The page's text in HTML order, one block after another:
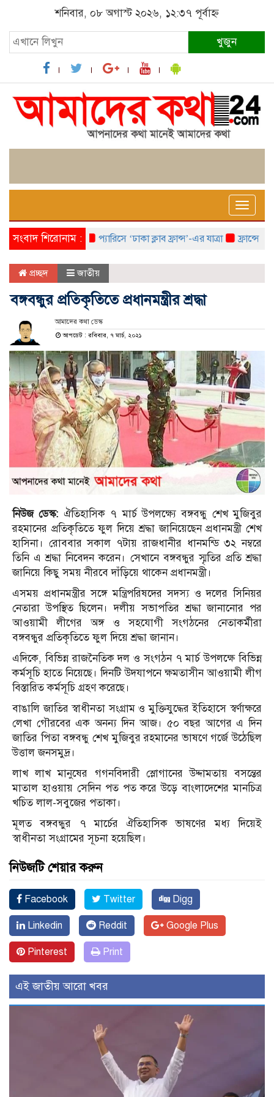
শনিবার, ০৮ অগাস্ট ২০২৬, ১২:৩৭ পূর্বাহ্ন
খুজুন
Toggle
সংবাদ শিরোনাম :প্যারিসে ‘ঢাকা ক্লাব ফ্রান্স’-এর যাত্রা ফ্রান্সে
প্রচ্ছদ জাতীয়
বঙ্গবন্ধুর প্রতিকৃতিতে প্রধানমন্ত্রীর শ্রদ্ধা
আমাদের কথা ডেস্ক
আপডেট : রবিবার, ৭ মার্চ, ২০২১
নিউজ ডেস্ক: ঐতিহাসিক ৭ মার্চ উপলক্ষ্যে বঙ্গবন্ধু শেখ মুজিবুর
রহমানের প্রতিকৃতিতে ফুল দিয়ে শ্রদ্ধা জানিয়েছেন প্রধানমন্ত্রী শেখ
হাসিনা। রোববার সকাল ৭টায় রাজধানীর ধানমন্ডি ৩২ নম্বরে
তিনি এ শ্রদ্ধা নিবেদন করেন। সেখানে বঙ্গবন্ধুর স্মৃতির প্রতি শ্রদ্ধা
জানিয়ে কিছু সময় নীরবে দাঁড়িয়ে থাকেন প্রধানমন্ত্রী।
এসময় প্রধানমন্ত্রীর সঙ্গে মন্ত্রিপরিষদের সদস্য ও দলের সিনিয়র
নেতারা উপস্থিত ছিলেন। দলীয় সভাপতির শ্রদ্ধা জানানোর পর
আওয়ামী লীগের অঙ্গ ও সহযোগী সংগঠনের নেতাকর্মীরা
বঙ্গবন্ধুর প্রতিকৃতিতে ফুল দিয়ে শ্রদ্ধা জানান।
এদিকে, বিভিন্ন রাজনৈতিক দল ও সংগঠন ৭ মার্চ উপলক্ষে বিভিন্ন
কর্মসূচি হাতে নিয়েছে। দিনটি উদযাপনে ক্ষমতাসীন আওয়ামী লীগ
বিস্তারিত কর্মসূচি গ্রহণ করেছে।
বাঙালি জাতির স্বাধীনতা সংগ্রাম ও মুক্তিযুদ্ধের ইতিহাসে স্বর্ণাক্ষরে
লেখা গৌরবের এক অনন্য দিন আজ। ৫০ বছর আগের এ দিন
জাতির পিতা বঙ্গবন্ধু শেখ মুজিবুর রহমানের ভাষণে গর্জে উঠেছিল
উত্তাল জনসমুদ্র।
লাখ লাখ মানুষের গগনবিদারী স্লোগানের উদ্দামতায় বসন্তের
মাতাল হাওয়ায় সেদিন পত পত করে উড়ে বাংলাদেশের মানচিত্র
খচিত লাল-সবুজের পতাকা।
মূলত বঙ্গবন্ধুর ৭ মার্চের ঐতিহাসিক ভাষণের মধ্য দিয়েই
স্বাধীনতা সংগ্রামের সূচনা হয়েছিল।
নিউজটি শেয়ার করুন
Facebook Twitter Digg
Linkedin Reddit Google Plus
Pinterest Print
এই জাতীয় আরো খবর